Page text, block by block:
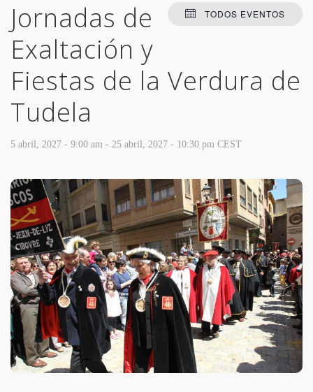
TODOS EVENTOS
Jornadas de
Exaltación y
Fiestas de la Verdura de
Tudela
5 abril, 2027 - 9:00 am - 25 abril, 2027 - 10:30 pm CEST